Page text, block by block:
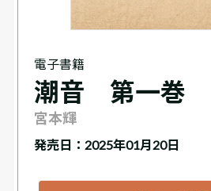
電子書籍
潮音 第一巻
宮本輝
発売日：2025年01月20日